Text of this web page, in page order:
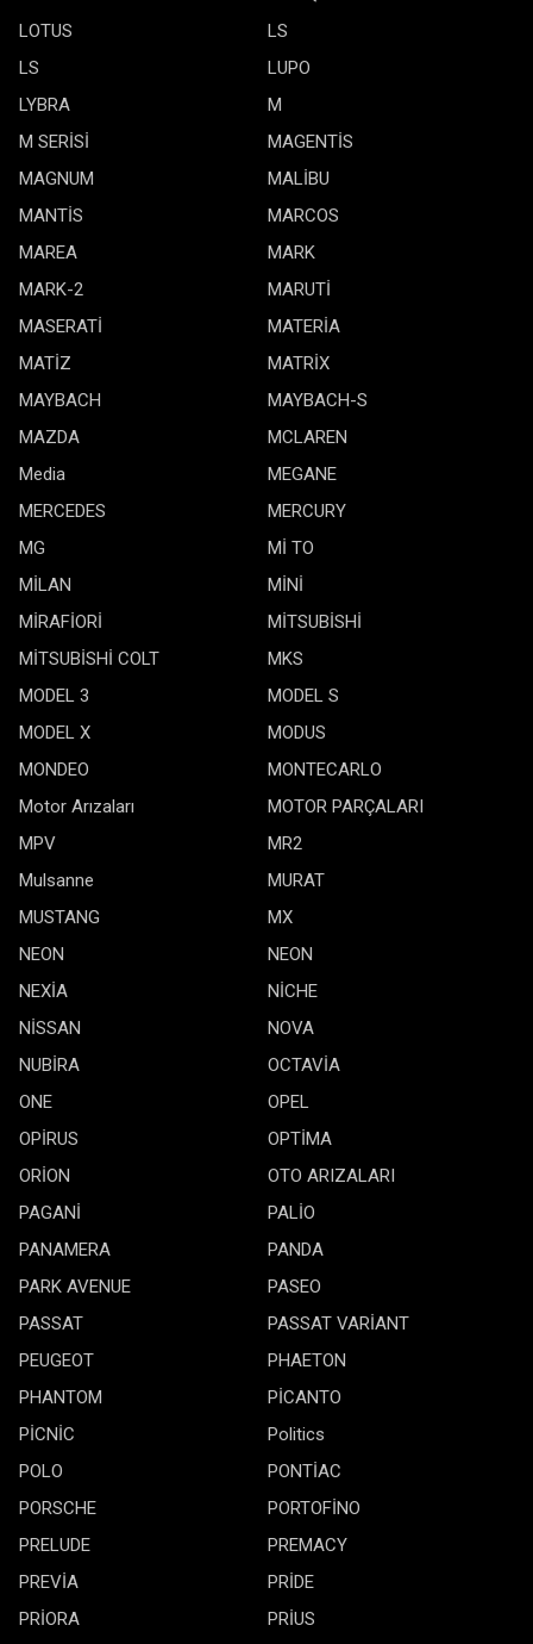
LOTUS
LS
LS
LUPO
LYBRA
M
M SERİSİ
MAGENTİS
MAGNUM
MALİBU
MANTİS
MARCOS
MAREA
MARK
MARK-2
MARUTİ
MASERATİ
MATERİA
MATİZ
MATRİX
MAYBACH
MAYBACH-S
MAZDA
MCLAREN
Media
MEGANE
MERCEDES
MERCURY
MG
Mİ TO
MİLAN
MİNİ
MİRAFİORİ
MİTSUBİSHİ
MİTSUBİSHİ COLT
MKS
MODEL 3
MODEL S
MODEL X
MODUS
MONDEO
MONTECARLO
Motor Arızaları
MOTOR PARÇALARI
MPV
MR2
Mulsanne
MURAT
MUSTANG
MX
NEON
NEON
NEXİA
NİCHE
NİSSAN
NOVA
NUBİRA
OCTAVİA
ONE
OPEL
OPİRUS
OPTİMA
ORİON
OTO ARIZALARI
PAGANİ
PALİO
PANAMERA
PANDA
PARK AVENUE
PASEO
PASSAT
PASSAT VARİANT
PEUGEOT
PHAETON
PHANTOM
PİCANTO
PİCNİC
Politics
POLO
PONTİAC
PORSCHE
PORTOFİNO
PRELUDE
PREMACY
PREVİA
PRİDE
PRİORA
PRİUS